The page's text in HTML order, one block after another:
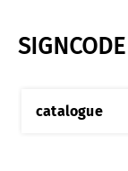
catalogue